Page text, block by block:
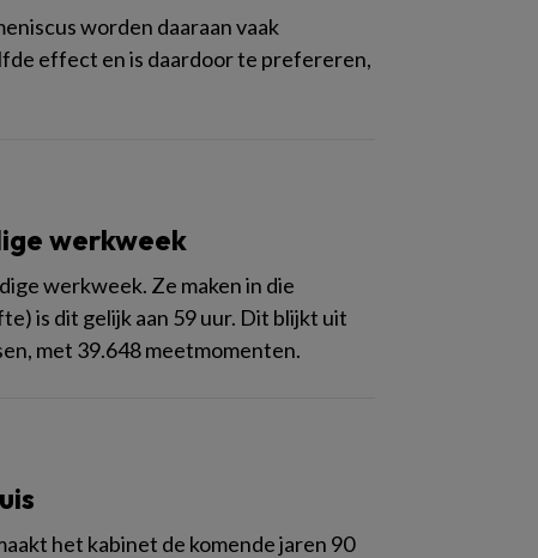
worden daaraan vaak
effect en is daardoor te prefereren,
werkweek
werkweek. Ze maken in die
is dit gelijk aan 59 uur. Dit blijkt uit
met 39.648 meetmomenten.
het kabinet de komende jaren 90